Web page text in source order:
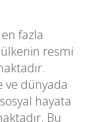
fazla
resmi
ve dünyada
hayata
Bu